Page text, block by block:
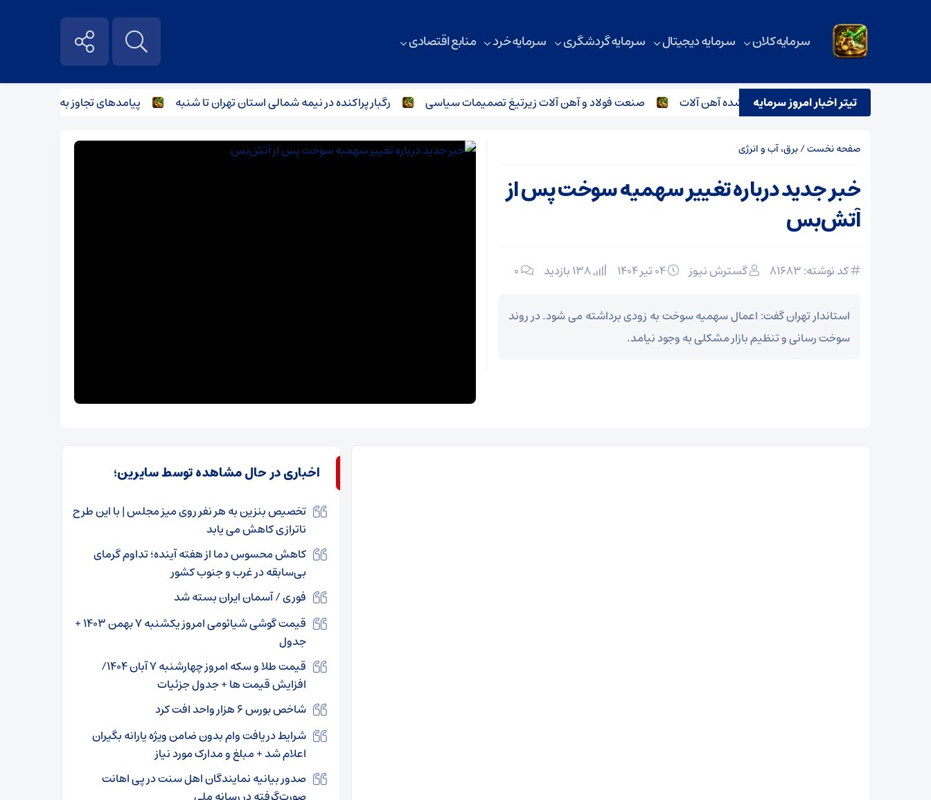
سرمایه کلان سرمایه دیجیتال سرمایه گردشگری سرمایه خرد منابع اقتصادی
تیتر اخبار امروز سرمایهپروازی اربعین بازار فریز شده آهن آلات صنعت فولاد و آهن آلات زیر‌تیغ تصمیمات سیاسی رگبار پراکنده در نیمه شمالی استان تهران تا شنبه پیامدهای تجاوز به ایران؛ زیان حدود ۲۰۰ میلیون یورویی شرکت هواپیمایی مجارستان
صفحه نخست/برق، آب و انرژی
خبر جدید درباره تغییر سهمیه سوخت پس از
آتش‌بس
کد نوشته: 81683 گسترش نیوز ۰
استاندار تهران گفت: اعمال سهمیه سوخت به زودی برداشته می شود. در روند
سوخت رسانی و تنظیم بازار مشکلی به وجود نیامد.
اخباری در حال مشاهده توسط سایرین؛
تخصیص بنزین به هر نفر روی میز مجلس | با این طرح
ناترازی کاهش می یابد
کاهش محسوس دما از هفته آینده؛ تداوم گرمای
بی‌سابقه در غرب و جنوب کشور
فوری / آسمان ایران بسته شد
قیمت گوشی شیائومی امروز یکشنبه ۷ بهمن ۱۴۰۳ +
جدول
قیمت طلا و سکه امروز چهارشنبه ۷ آبان ۱۴۰۴/
افزایش قیمت ها + جدول جزئیات
شاخص بورس ۶ هزار واحد افت کرد
شرایط دریافت وام بدون ضامن ویژه یارانه بگیران
اعلام شد + مبلغ و مدارک مورد نیاز
صدور بیانیه نمایندگان اهل سنت در پی اهانت